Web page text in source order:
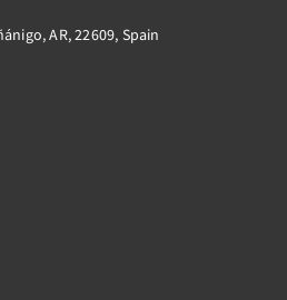
AR, 22609, Spain